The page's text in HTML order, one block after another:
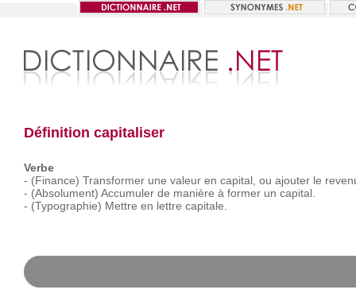
Définition capitaliser
Verbe
- (Finance) Transformer une valeur en capital, ou ajouter le
- (Absolument) Accumuler de manière à former un capital.
- (Typographie) Mettre en lettre capitale.